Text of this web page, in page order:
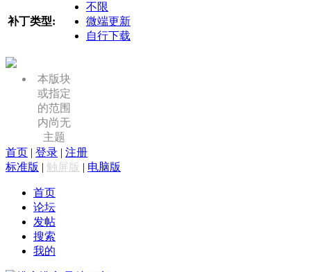
补丁类型:
不限
微端更新
自行下载
本版块
或指定
的范围
内尚无
主题
首页 | 登录 | 注册
标准版 | 触屏版 | 电脑版
首页
论坛
发帖
搜索
我的